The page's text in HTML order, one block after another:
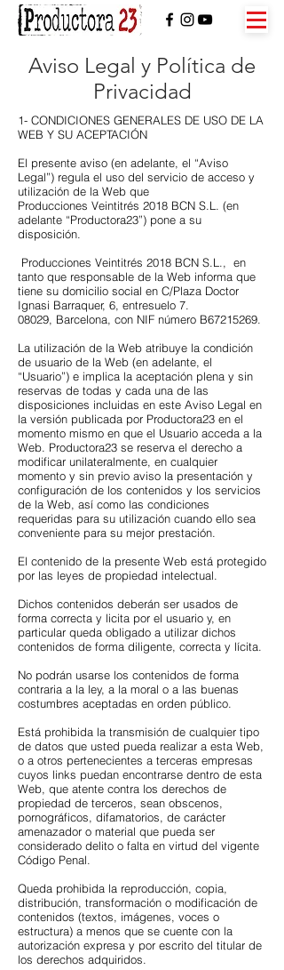
Aviso Legal y Política de
Privacidad
1- CONDICIONES GENERALES DE USO DE LA
WEB Y SU ACEPTACIÓN
El presente aviso (en adelante, el “Aviso
Legal”) regula el uso del servicio de acceso y
utilización de la Web que
Producciones Veintitrés 2018 BCN S.L. (en
adelante “Productora23”) pone a su
disposición.
​ Producciones Veintitrés 2018 BCN S.L.,
en
tanto que responsable de la Web informa que
tiene su domicilio social en C/Plaza Doctor
Ignasi Barraquer, 6, entresuelo 7.
08029, Barcelona, con NIF número B67215269.
La utilización de la Web atribuye la condición
de usuario de la Web (en adelante, el
“Usuario”) e implica la aceptación plena y sin
reservas de todas y cada una de las
disposiciones incluidas en este Aviso Legal en
la versión publicada por Productora23 en el
momento mismo en que el Usuario acceda a la
Web. Productora23 se reserva el derecho a
modificar unilateralmente, en cualquier
momento y sin previo aviso la presentación y
configuración de los contenidos y los servicios
de la Web, así como las condiciones
requeridas para su utilización cuando ello sea
conveniente para su mejor prestación.
El contenido de la presente Web está protegido
por las leyes de propiedad intelectual.
Dichos contenidos deberán ser usados de
forma correcta y licita por el usuario y, en
particular queda obligado a utilizar dichos
contenidos de forma diligente, correcta y lícita.
No podrán usarse los contenidos de forma
contraria a la ley, a la moral o a las buenas
costumbres aceptadas en orden público.
Está prohibida la transmisión de cualquier tipo
de datos que usted pueda realizar a esta Web,
o a otros pertenecientes a terceras empresas
cuyos links puedan encontrarse dentro de esta
Web, que atente contra los derechos de
propiedad de terceros, sean obscenos,
pornográficos, difamatorios, de carácter
amenazador o material que pueda ser
considerado delito o falta en virtud del vigente
Código Penal.
Queda prohibida la reproducción, copia,
distribución, transformación o modificación de
contenidos (textos, imágenes, voces o
estructura) a menos que se cuente con la
autorización expresa y por escrito del titular de
los derechos adquiridos.